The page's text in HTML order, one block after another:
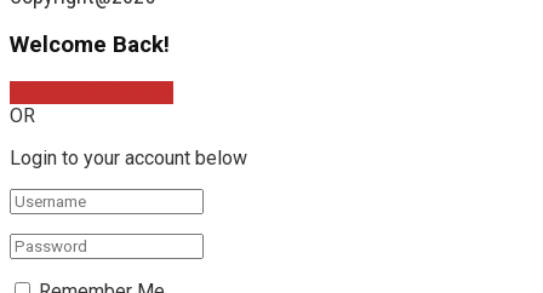
Welcome Back!
OR
Login to your account below